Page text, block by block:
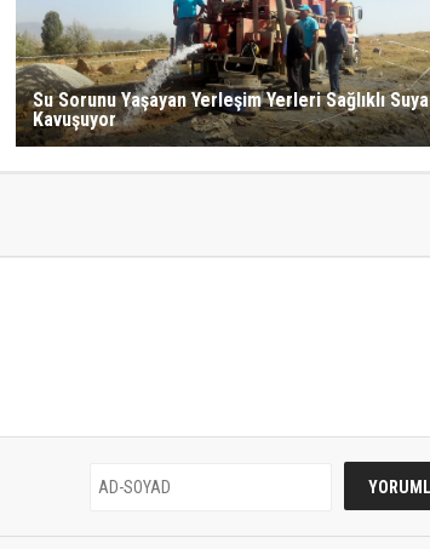
Su Sorunu Yaşayan Yerleşim Yerleri Sağlıklı Suya
Kavuşuyor